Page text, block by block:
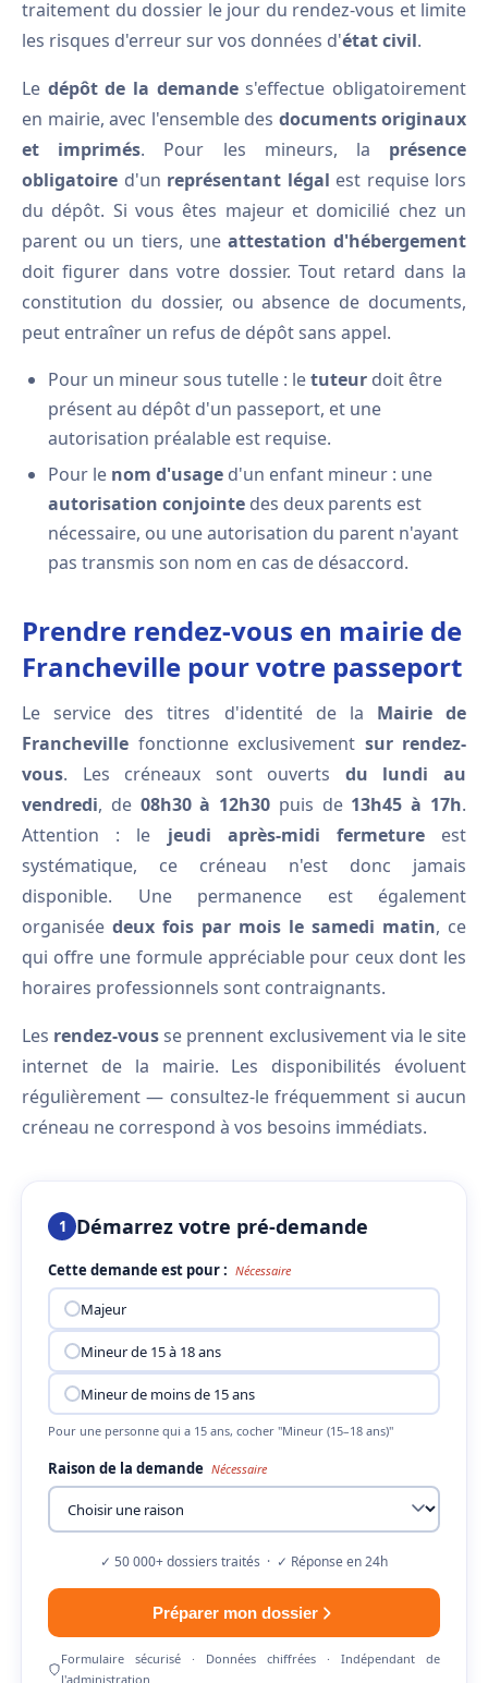
traitement du dossier le jour du rendez-vous et limite
les risques d'erreur sur vos données d'état civil.
Le dépôt de la demandes'effectue obligatoirement
en mairie, avec l'ensemble des documents originaux
et imprimés. Pour les mineurs, la présence
obligatoire d'un représentant légal est requise lors
du dépôt. Si vous êtes majeur et domicilié chez un
parent ou un tiers, une attestation d'hébergement
doit figurer dans votre dossier. Tout retard dans la
constitution du dossier, ou absence de documents,
peut entraîner un refus de dépôt sans appel.
Pour un mineur sous tutelle : letuteur doit être
présent au dépôt d'un passeport, et une
autorisation préalable est requise.
Pour le nom d'usage d'un enfant mineur : une
autorisation conjointe des deux parents est
nécessaire, ou une autorisation du parent n'ayant
pas transmis son nom en cas de désaccord.
Prendre rendez-vous en mairie de
Francheville pour votre passeport
Le service des titres d'identité de la Mairie de
Francheville fonctionne exclusivement sur rendez-
vous. Les créneaux sont ouverts du lundi au
vendredi, de 08h30 à 12h30 puis de 13h45 à 17h.
Attention : le jeudi après-midi fermetureest
systématique, ce créneau n'est donc jamais
disponible. Une permanence est également
organisée deux fois par mois le samedi matin, ce
qui offre une formule appréciable pour ceux dont les
horaires professionnels sont contraignants.
Les rendez-vousse prennent exclusivement via le site
internet de la mairie. Les disponibilités évoluent
régulièrement — consultez-le fréquemment si aucun
créneau ne correspond à vos besoins immédiats.
1 Démarrez votre pré-demande
Cette demande est pour : Nécessaire
Majeur
Mineur de 15 à 18 ans
Mineur de moins de 15 ans
Pour une personne qui a 15 ans, cocher "Mineur (15–18 ans)"
Raison de la demande Nécessaire
✓ 50 000+ dossiers traités · ✓ Réponse en 24h
Préparer mon dossier
Formulaire sécurisé · Données chiffrées · Indépendant de
l'administration